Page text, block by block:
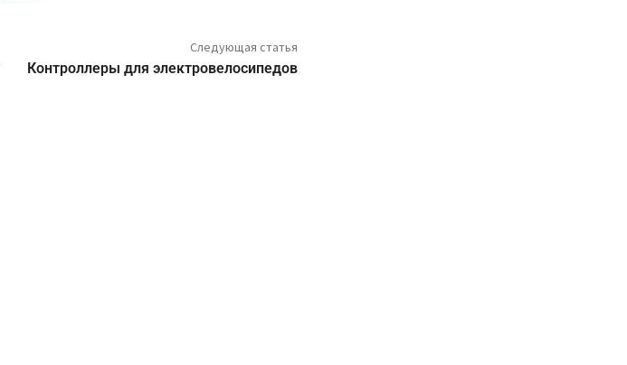
Следующая статья
Контроллеры для электровелосипедов